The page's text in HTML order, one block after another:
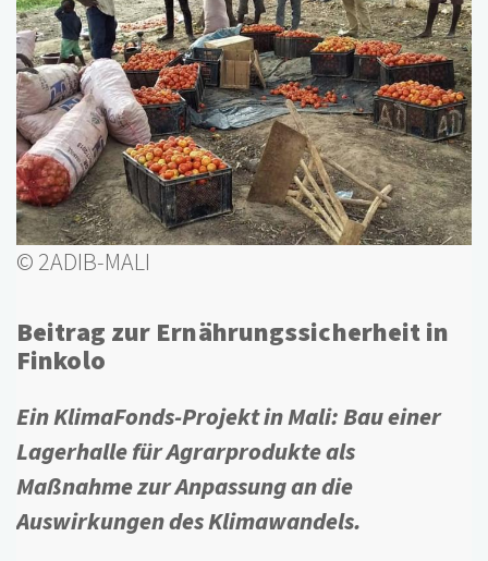
© 2ADIB-MALI
Beitrag zur Ernährungssicherheit in
Finkolo
Ein KlimaFonds-Projekt in Mali: Bau einer
Lagerhalle für Agrarprodukte als
Maßnahme zur Anpassung an die
Auswirkungen des Klimawandels.